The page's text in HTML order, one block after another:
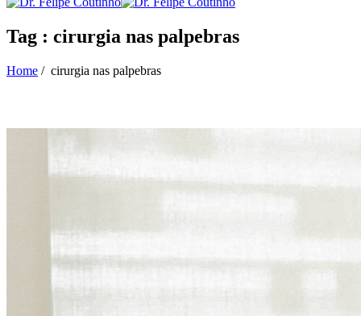
Tag : cirurgia nas palpebras
Home / cirurgia nas palpebras